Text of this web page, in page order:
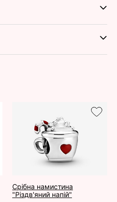
Срібна намистина
"Різдв'яний напій"